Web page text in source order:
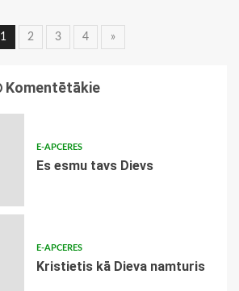
Ziņu
1 2 3 4 »
Komentētākie
E-APCERES
Es esmu tavs Dievs
E-APCERES
Kristietis kā Dieva namturis